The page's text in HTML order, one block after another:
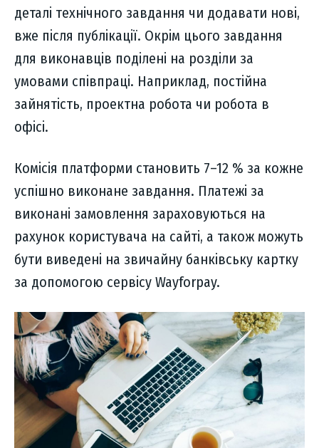
деталі технічного завдання чи додавати нові,
вже після публікації. Окрім цього завдання
для виконавців поділені на розділи за
умовами співпраці. Наприклад, постійна
зайнятість, проектна робота чи робота в
офісі.
Комісія платформи становить 7–12 % за кожне
успішно виконане завдання. Платежі за
виконані замовлення зараховуються на
рахунок користувача на сайті, а також можуть
бути виведені на звичайну банківську картку
за допомогою сервісу Wayforpay.